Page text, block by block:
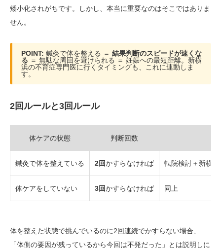
矮小化されがちです。しかし、本当に重要なのはそこではありま
せん。
POINT: 鍼灸で体を整える ＝ 結果判断のスピードが速くな
る ＝ 無駄な周回を避けられる ＝ 妊娠への最短距離。新横
浜の不育症専門医に行くタイミングも、これに連動しま
す。
2回ルールと3回ルール
体ケアの状態 判断回数
鍼灸で体を整えている 2回かすらなければ 転院検討＋新横
体ケアをしていない 3回かすらなければ 同上
体を整えた状態で挑んでいるのに2回連続でかすらない場合、
「体側の要因が残っているから今回は不発だった」とは説明しに